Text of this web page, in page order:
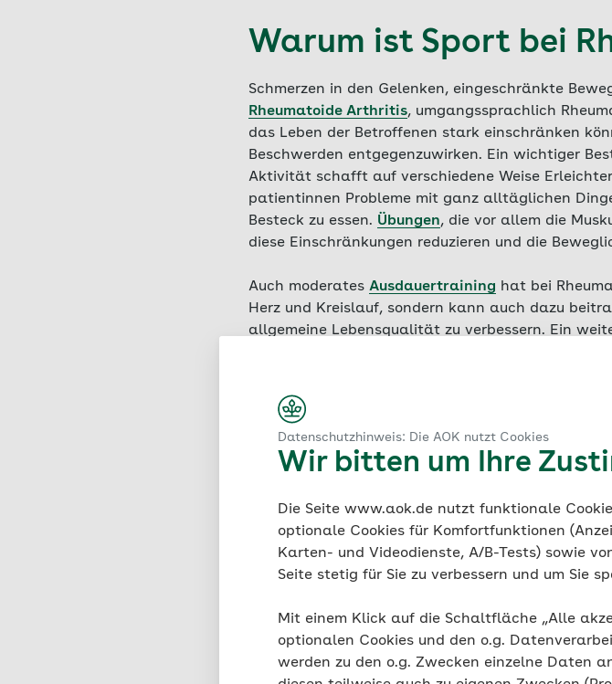
Datenschutzhinweis: Die AOK nutzt Cookies
Wir bitten um Ihre
Die Seite www.aok.de nutzt funktionale
optionale Cookies für Komfortfunktionen
Karten- und Videodienste, A/B-Tests) sowie
Seite stetig für Sie zu verbessern und um Sie
Mit einem Klick auf die Schaltfläche „Alle
optionalen Cookies und den o.g.
werden zu den o.g. Zwecken einzelne Daten
Warum ist Sport bei
Schmerzen in den Gelenken, eingeschränkte
Rheumatoide Arthritis, umgangssprachlich
das Leben der Betroffenen stark einschränken
Beschwerden entgegenzuwirken. Ein wichtiger
Aktivität schafft auf verschiedene Weise
patientinnen Probleme mit ganz alltäglichen
Besteck zu essen. Übungen, die vor allem die
diese Einschränkungen reduzieren und die
Auch moderates Ausdauertraining hat bei
Herz und Kreislauf, sondern kann auch dazu
allgemeine Lebensqualität zu verbessern. Ein
eigentlich ausreichender Schlafdauer nicht
konzentrieren können. Auch wenn es paradox
hilfreiches Mittel gegen diese Fatigue.
Rheuma sich durch regelmäßigen Sport weniger
Welcher Sport ist bei
Generell können Menschen mit Rheuma jeden
beansprucht. Wichtig ist: Es muss Spaß machen!
Krafttraining mit leichten Gewichten